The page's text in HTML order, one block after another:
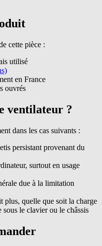
cette pièce :
utilisé
en France
ouvrés
ventilateur ?
dans les cas suivants :
persistant provenant du
surtout en usage
due à la limitation
plus, quelle que soit la charge
sous le clavier ou le châssis